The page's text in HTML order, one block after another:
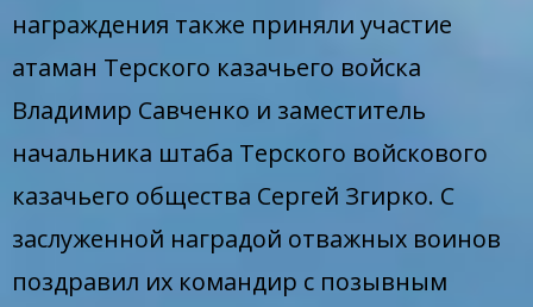
награждения также приняли участие
атаман Терского казачьего войска
Владимир Савченко и заместитель
начальника штаба Терского войскового
казачьего общества Сергей Згирко. С
заслуженной наградой отважных воинов
поздравил их командир с позывным